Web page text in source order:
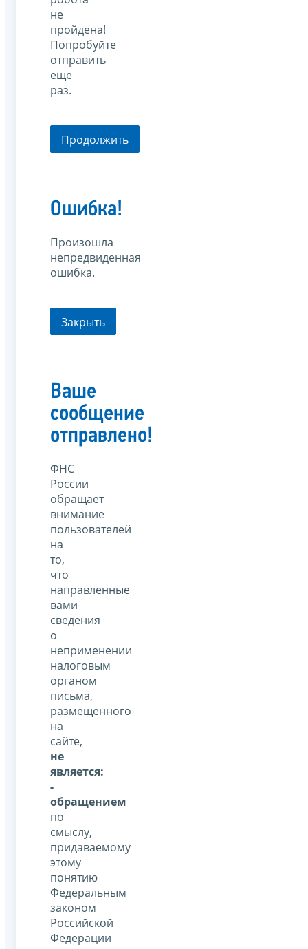
не
пройдена!
Попробуйте
отправить
еще
раз.
Продолжить
Ошибка!
Произошла
непредвиденная
ошибка.
Закрыть
Ваше
сообщение
отправлено!
ФНС
России
обращает
внимание
пользователей
на
то,
что
направленные
вами
сведения
о
неприменении
налоговым
органом
письма,
размещенного
на
сайте,
не
является:
-
обращением
по
смыслу,
придаваемому
этому
понятию
Федеральным
законом
Российской
Федерации